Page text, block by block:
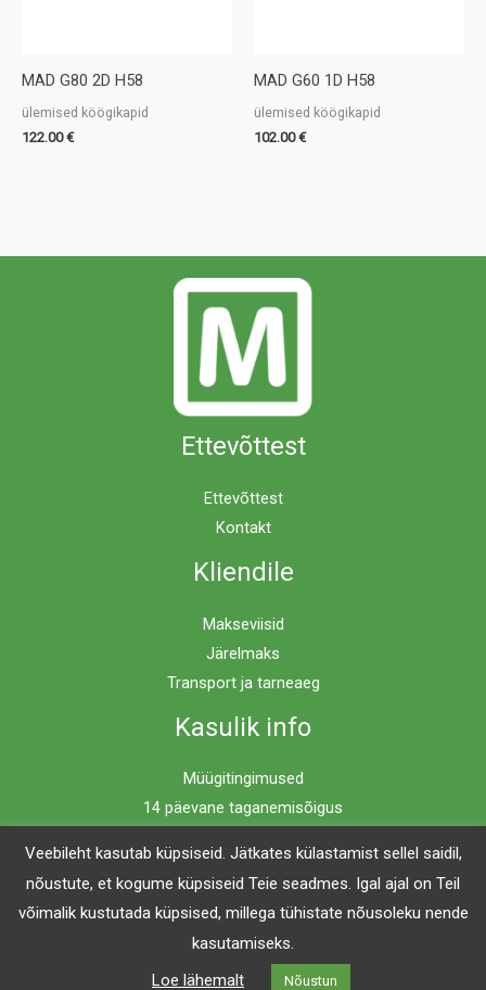
MAD G80 2D H58
ülemised köögikapid
122.00€
MAD G60 1D H58
ülemised köögikapid
102.00€
Ettevõttest
Ettevõttest
Kontakt
Kliendile
Makseviisid
Järelmaks
Transport ja tarneaeg
Kasulik info
Müügitingimused
14 päevane taganemisõigus
Copyright © 2026 Mööblimaailm | Powered by Mööblimaailm
Veebileht kasutab küpsiseid. Jätkates külastamist sellel saidil,
nõustute, et kogume küpsiseid Teie seadmes. Igal ajal on Teil
võimalik kustutada küpsised, millega tühistate nõusoleku nende
kasutamiseks.
Loe lähemalt
Nõustun